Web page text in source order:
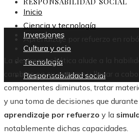
Inversiones
Cultura y ocio
Tecnología
Responsabilidad social
Inicio
Ciencia y tecnología
Aprendizaje por refuerzo en
La destreza robótica alude a la
cambios en su entorno y llevar a
componentes diminutos, tratar
y una toma de decisiones que
aprendizaje por refuerzo y la
notablemente dichas capacidades.